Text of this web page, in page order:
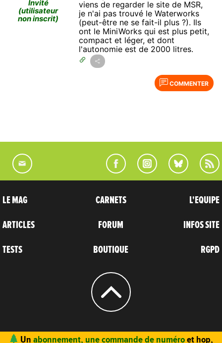
Invité
(utilisateur
non inscrit)
viens de regarder le site de MSR,
je n'ai pas trouvé le Waterworks
(peut-être ne se fait-il plus ?). Ils
ont le MiniWorks qui est plus petit,
compact et léger, et dont
l'autonomie est de 2000 litres.
COMMENTER
LE MAG
ARTICLES
TESTS
CARNETS
FORUM
BOUTIQUE
L'EQUIPE
INFOS SITE
RGPD
© 2004 - 2026 CARNETS D’AVENTURES
Un abonnement, une commande de numéroet hop,